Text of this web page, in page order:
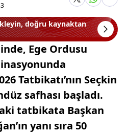
doğru kaynaktan
Ege Ordusu
Tatbikatı’nın Seçkin
safhası başladı.
tatbikata Başkan
yanı sıra 50